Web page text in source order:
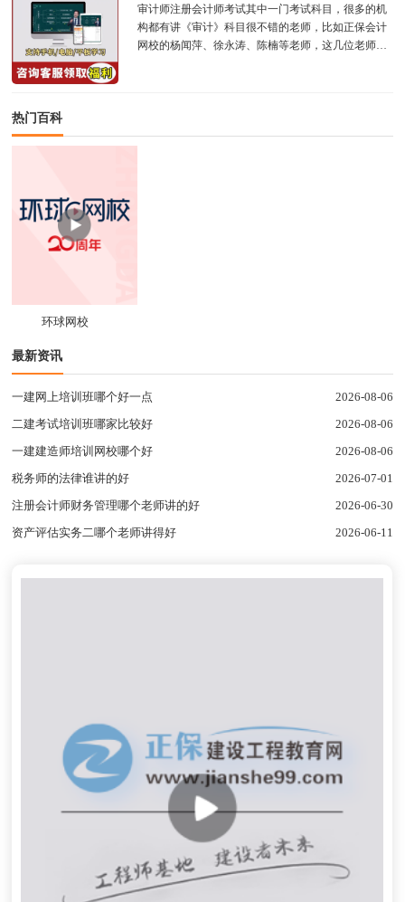
审计师注册会计师考试其中一门考试科目，很多的机
构都有讲《审计》科目很不错的老师，比如正保会计
网校的杨闻萍、徐永涛、陈楠等老师，这几位老师是
热门百科
环球网校
最新资讯
一建网上培训班哪个好一点
2026-08-06
二建考试培训班哪家比较好
2026-08-06
一建建造师培训网校哪个好
2026-08-06
税务师的法律谁讲的好
2026-07-01
注册会计师财务管理哪个老师讲的好
2026-06-30
资产评估实务二哪个老师讲得好
2026-06-11